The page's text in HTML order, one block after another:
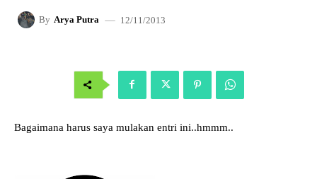
By Arya Putra 12/11/2013
Bagaimana harus saya mulakan entri ini..hmmm..